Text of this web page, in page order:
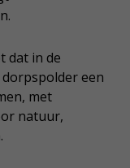
dat in de
een
met
natuur,